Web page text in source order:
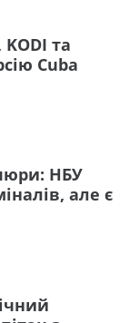
KODI та
Cuba
НБУ
але є